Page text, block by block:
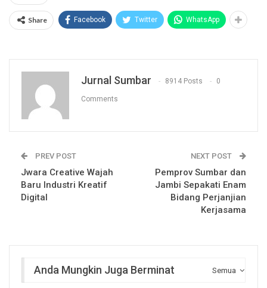
Share Facebook Twitter WhatsApp
Jurnal Sumbar 8914 Posts 0
Comments
PREV POST
Jwara Creative Wajah
Baru Industri Kreatif
Digital
NEXT POST
Pemprov Sumbar dan
Jambi Sepakati Enam
Bidang Perjanjian
Kerjasama
Semua
Anda Mungkin Juga Berminat